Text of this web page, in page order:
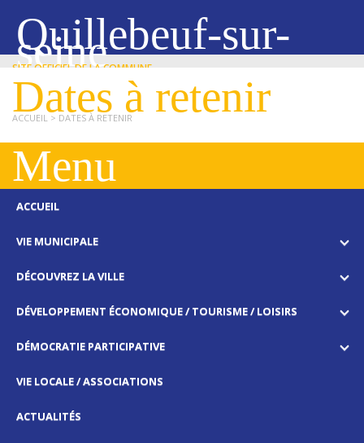
Quillebeuf-sur-
seine
SITE OFFICIEL DE LA COMMUNE
Dates à retenir
ACCUEIL > DATES À RETENIR
Menu
ACCUEIL
VIE MUNICIPALE
DÉCOUVREZ LA VILLE
DÉVELOPPEMENT ÉCONOMIQUE / TOURISME / LOISIRS
DÉMOCRATIE PARTICIPATIVE
VIE LOCALE / ASSOCIATIONS
ACTUALITÉS